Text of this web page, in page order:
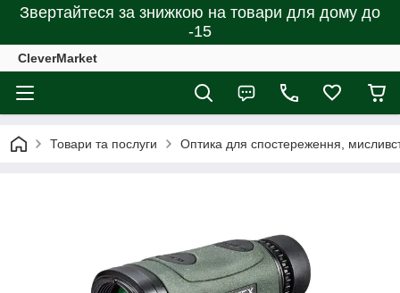
Звертайтеся за знижкою на товари для дому до
-15
CleverMarket
Товари та послуги Оптика для спостереження,